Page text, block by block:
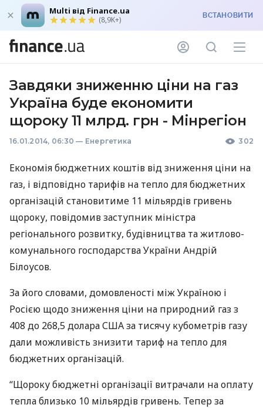
Multi від Finance.ua
(8,9K+) ВСТАНОВИТИ
Завдяки зниженню ціни на газ
Україна буде економити
щороку 11 млрд. грн - Мінрегіон
16.01.2014, 06:30 — Енергетика 302
Економія бюджетних коштів від зниження ціни на
газ, і відповідно тарифів на тепло для бюджетних
організацій становитиме 11 мільярдів гривень
щороку, повідомив заступник міністра
регіонального розвитку, будівництва та житлово-
комунального господарства України Андрій
Білоусов.
За його словами, домовленості між Україною і
Росією щодо зниження ціни на природний газ з
408 до 268,5 долараСШАза тисячу кубометрів газу
дали можливість знизити тариф на тепло для
бюджетних організацій.
“Щороку бюджетні організації витрачали на оплату
тепла близько 10 мільярдів гривень. Тепер за